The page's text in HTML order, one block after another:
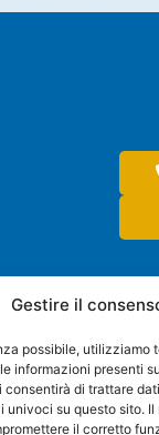
Gestire il
possibile, utilizziamo
informazioni presenti
di trattare
su questo sito.
il corretto